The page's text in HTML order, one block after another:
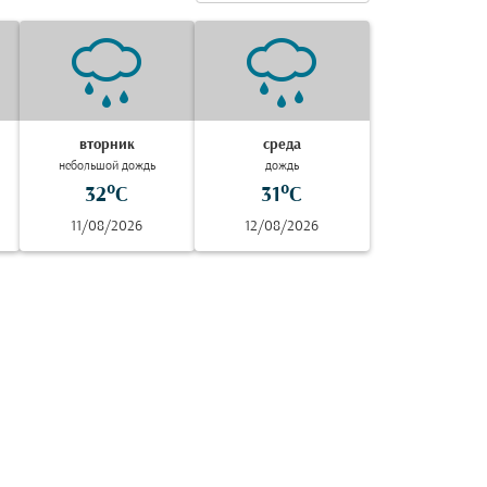
вторник
небольшой дождь
32°C
11/08/2026
среда
дождь
31°C
12/08/2026